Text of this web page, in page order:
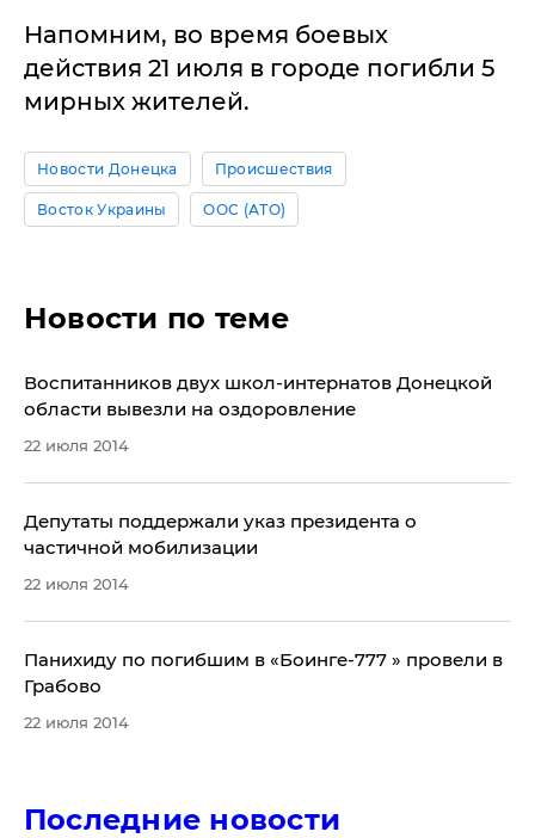
Напомним, во время боевых
действия 21 июля в городе погибли 5
мирных жителей.
Новости Донецка Происшествия
Восток Украины ООС (АТО)
Новости по теме
Воспитанников двух школ-интернатов Донецкой
области вывезли на оздоровление
22 июля 2014
​Депутаты поддержали указ президента о
частичной мобилизации
22 июля 2014
Панихиду по погибшим в «Боинге-777 » провели в
Грабово
22 июля 2014
Последние новости